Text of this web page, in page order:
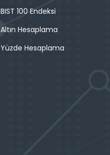
BIST 100 Endeksi
Altın Hesaplama
Yüzde Hesaplama